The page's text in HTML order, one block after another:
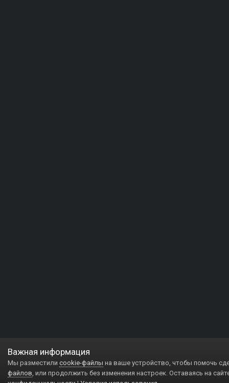
Важная информация
Мы разместили cookie-файлы на ваше устройство, чтобы помочь
файлов, или продолжить без изменения настроек. Оставаясь на